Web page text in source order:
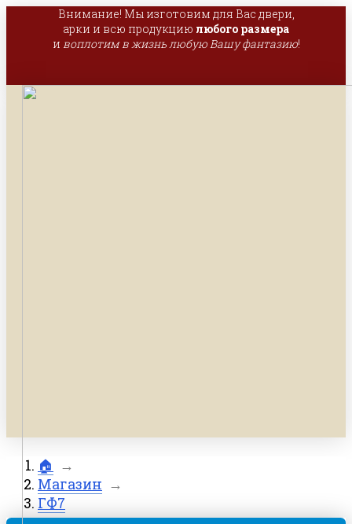
Внимание! Мы изготовим для Вас двери,
арки и всю продукцию любого размера
и воплотим в жизнь любую Вашу фантазию!
🏠
→
Магазин →
ГФ7